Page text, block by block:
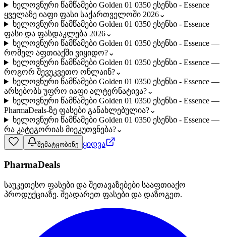
ხელოვნური წამწამები Golden 01 0350 ესენსი - Essence
ყველაზე იაფი ფასი საქართველოში 2026⌄
ხელოვნური წამწამები Golden 01 0350 ესენსი - Essence
ფასი და ფასდაკლება 2026⌄
ხელოვნური წამწამები Golden 01 0350 ესენსი - Essence —
რომელ აფთიაქში ვიყიდო?⌄
ხელოვნური წამწამები Golden 01 0350 ესენსი - Essence —
როგორ შევუკვეთო ონლაინ?⌄
ხელოვნური წამწამები Golden 01 0350 ესენსი - Essence —
არსებობს უფრო იაფი ალტერნატივა?⌄
ხელოვნური წამწამები Golden 01 0350 ესენსი - Essence —
PharmaDeals-ზე ფასები განახლებულია?⌄
ხელოვნური წამწამები Golden 01 0350 ესენსი - Essence —
რა კატეგორიას მიეკუთვნება?⌄
შემატყობინე ყიდვა
PharmaDeals
საუკეთესო ფასები და შეთავაზებები სააფთიაქო
პროდუქციაზე. შეადარეთ ფასები და დაზოგეთ.